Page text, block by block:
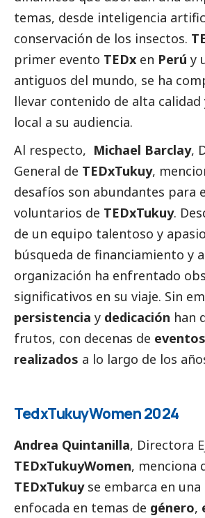
temas, desde inteligencia
conservación de los insectos.
primer evento TEDx en Perú y
antiguos del mundo, se ha
llevar contenido de alta calidad
local a su audiencia.
Al respecto, Michael Barclay,
General de TEDxTukuy,
desafíos son abundantes para
voluntarios de TEDxTukuy.
de un equipo talentoso y
búsqueda de financiamiento y
organización ha enfrentado
significativos en su viaje. Sin
persistencia y dedicación han
frutos, con decenas de
realizados a lo largo de los
TedxTukuyWomen 2024
Andrea Quintanilla, Directora
TEDxTukuyWomen, menciona
TEDxTukuyse embarca en una
enfocada en temas de género,